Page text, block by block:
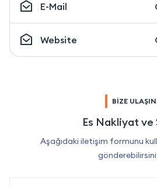
E-Mail
Website
BİZE ULAŞIN
Es Nakliyat ve
Aşağıdaki iletişim formunu